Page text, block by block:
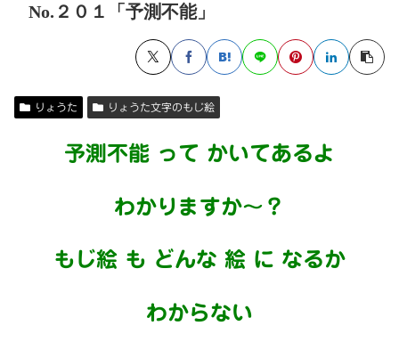
No.２０１「予測不能」
りょうた りょうた文字のもじ絵
予測不能 って かいてあるよ
わかりますか～？
もじ絵 も どんな 絵 に なるか
わからない